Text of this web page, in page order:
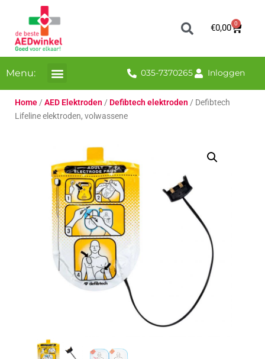
€0,00 0
Menu: 035-7370265 Inloggen
Home / AED Elektroden / Defibtech elektroden / Defibtech
Lifeline elektroden, volwassene